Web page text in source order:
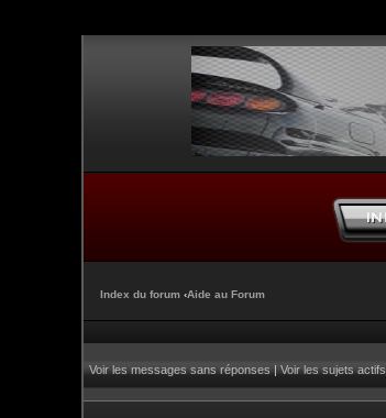
Index du forum ‹Aide au Forum
Voir les messages sans réponses|Voir les sujets actifs